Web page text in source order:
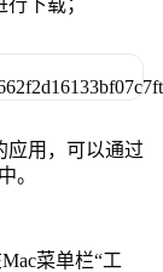
下载；
应用，可以通过
。
菜单栏“工